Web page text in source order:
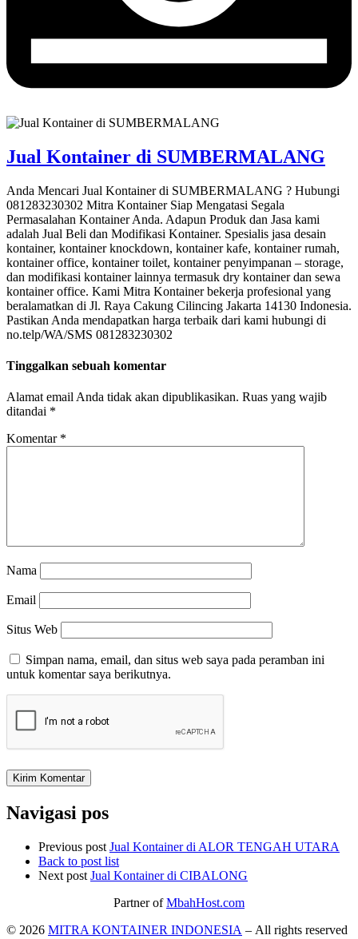
Jual Kontainer di SUMBERMALANG
Anda Mencari Jual Kontainer di SUMBERMALANG ? Hubungi
081283230302 Mitra Kontainer Siap Mengatasi Segala
Permasalahan Kontainer Anda. Adapun Produk dan Jasa kami
adalah Jual Beli dan Modifikasi Kontainer. Spesialis jasa desain
kontainer, kontainer knockdown, kontainer kafe, kontainer rumah,
kontainer office, kontainer toilet, kontainer penyimpanan – storage,
dan modifikasi kontainer lainnya termasuk dry kontainer dan sewa
kontainer office. Kami Mitra Kontainer bekerja profesional yang
beralamatkan di Jl. Raya Cakung Cilincing Jakarta 14130 Indonesia.
Pastikan Anda mendapatkan harga terbaik dari kami hubungi di
no.telp/WA/SMS 081283230302
Tinggalkan sebuah komentar
Alamat email Anda tidak akan dipublikasikan. Ruas yang wajib
ditandai *
Komentar *
Nama
Email
Situs Web
Simpan nama, email, dan situs web saya pada peramban ini
untuk komentar saya berikutnya.
Navigasi pos
Previous post Jual Kontainer di ALOR TENGAH UTARA
Back to post list
Next post Jual Kontainer di CIBALONG
Partner ofMbahHost.com
© 2026 MITRA KONTAINER INDONESIA – All rights reserved